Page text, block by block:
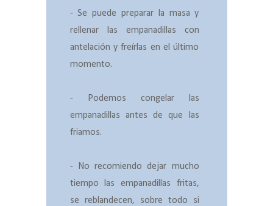
- Se puede preparar la masa y
rellenar las empanadillas con
antelación y freírlas en el último
momento.
- Podemos congelar las
empanadillas antes de que las
friamos.
- No recomiendo dejar mucho
tiempo las empanadillas fritas,
se reblandecen, sobre todo si